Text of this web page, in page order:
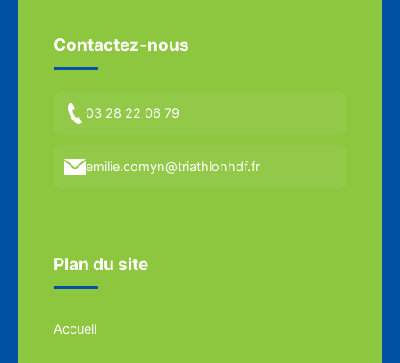
Contactez-nous
03 28 22 06 79
emilie.comyn@triathlonhdf.fr
Plan du site
Accueil